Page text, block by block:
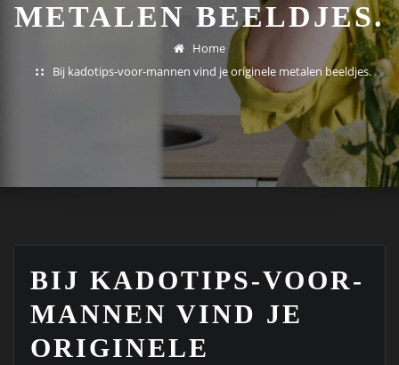
METALEN BEELDJES.
Home
Bij kadotips-voor-mannen vind je originele metalen beeldjes.
BIJ KADOTIPS-VOOR-
MANNEN VIND JE
ORIGINELE